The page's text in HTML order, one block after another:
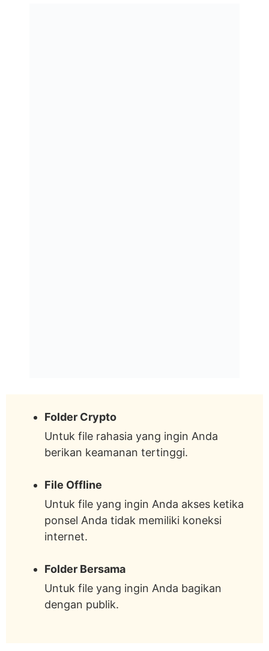
Folder Crypto
Untuk file rahasia yang ingin Anda
berikan keamanan tertinggi.
File Offline
Untuk file yang ingin Anda akses ketika
ponsel Anda tidak memiliki koneksi
internet.
Folder Bersama
Untuk file yang ingin Anda bagikan
dengan publik.